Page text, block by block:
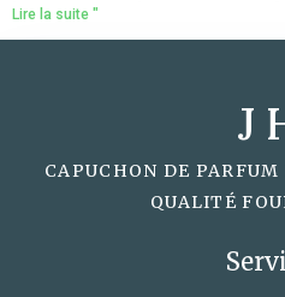
Lire la suite "
J
CAPUCHON DE
QUALITÉ